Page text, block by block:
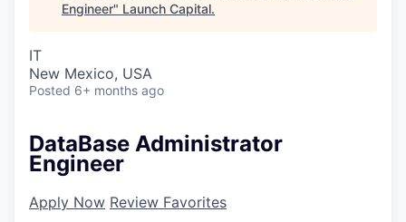
Engineer" Launch Capital.
IT
New Mexico, USA
Posted 6+ months ago
DataBase Administrator
Engineer
Apply Now Review Favorites